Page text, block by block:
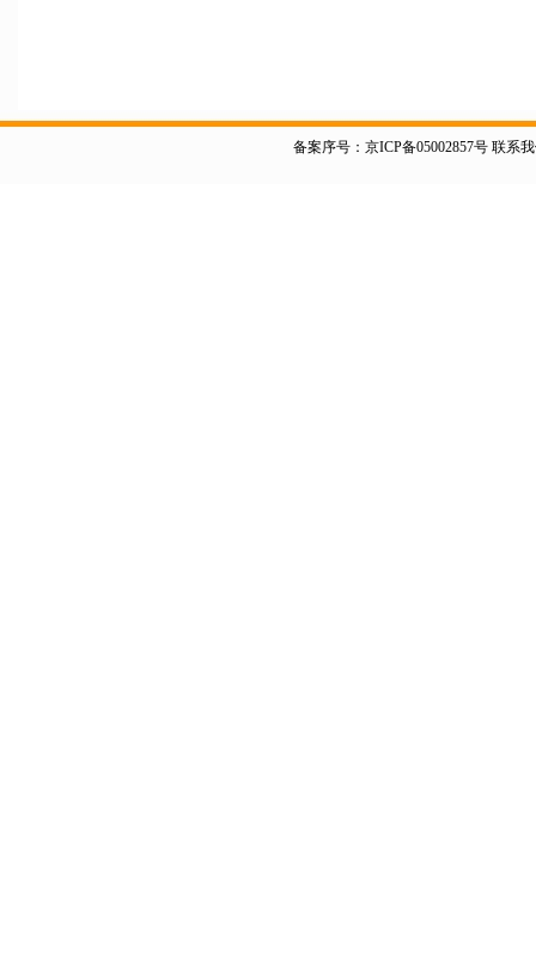
备案序号：京ICP备05002857号 联系我